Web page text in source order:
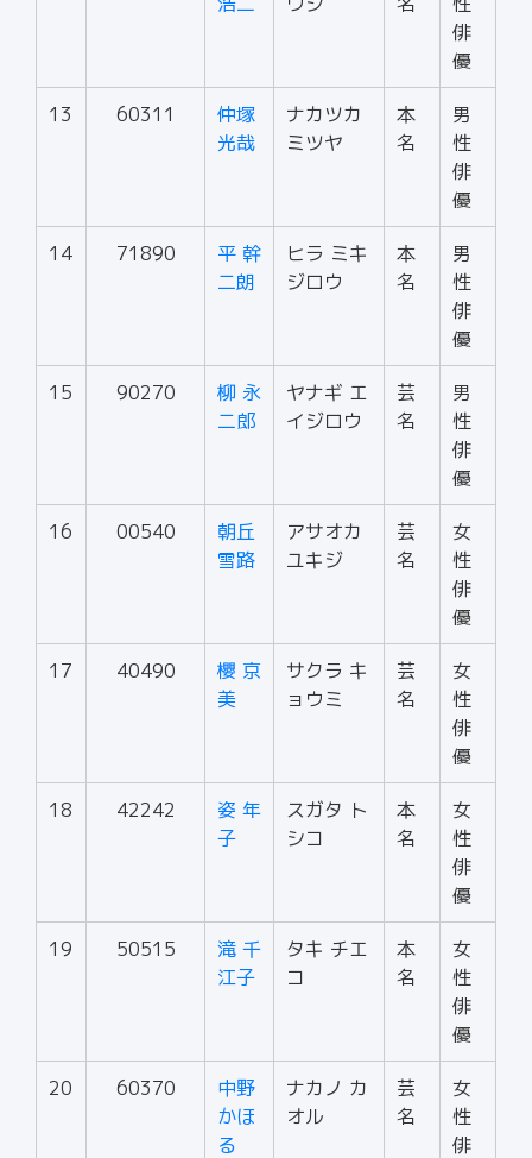
俳
優
13 60311
仲塚
光哉
ナカツカ
ミツヤ
本
名
男
性
俳
優
14 71890
平 幹
二朗
ヒラ ミキ
ジロウ
本
名
男
性
俳
優
15 90270
柳 永
二郎
ヤナギ エ
イジロウ
芸
名
男
性
俳
優
16 00540
朝丘
雪路
アサオカ
ユキジ
芸
名
女
性
俳
優
17 40490
櫻 京
美
サクラ キ
ョウミ
芸
名
女
性
俳
優
18 42242
姿 年
子
スガタ ト
シコ
本
名
女
性
俳
優
19 50515
滝 千
江子
タキ チエ
コ
本
名
女
性
俳
優
20 60370
中野
かほ
る
ナカノ カ
オル
芸
名
女
性
俳